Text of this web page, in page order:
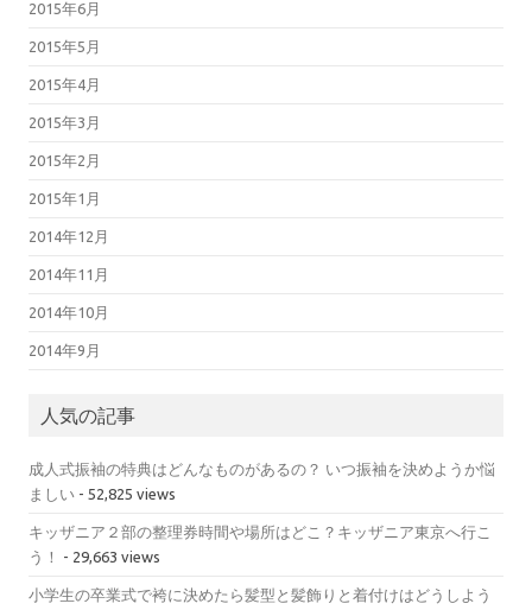
2015年6月
2015年5月
2015年4月
2015年3月
2015年2月
2015年1月
2014年12月
2014年11月
2014年10月
2014年9月
人気の記事
成人式振袖の特典はどんなものがあるの？ いつ振袖を決めようか悩
ましい - 52,825 views
キッザニア２部の整理券時間や場所はどこ？キッザニア東京へ行こ
う！
- 29,663 views
小学生の卒業式で袴に決めたら髪型と髪飾りと着付けはどうしよう